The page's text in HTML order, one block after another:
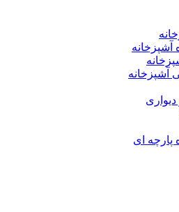
آشپزخانه
آشپزخانه
پارچه ای